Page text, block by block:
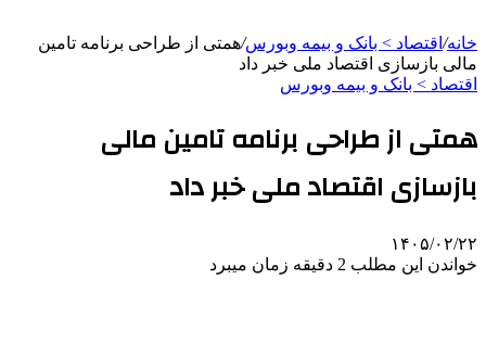
خانه/ اقتصاد > بانک و بیمه وبورس/همتی از طراحی برنامه تامین
مالی بازسازی اقتصاد ملی خبر داد
اقتصاد > بانک و بیمه وبورس
همتی از طراحی برنامه تامین مالی
بازسازی اقتصاد ملی خبر داد
۱۴۰۵/۰۲/۲۲
خواندن این مطلب 2 دقیقه زمان میبرد